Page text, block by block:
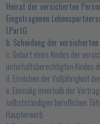
Heirat der versicherten
Eingetragenen
LPartG
b. Scheidung der versicherten
c. Geburt eines Kindes der
unterhaltsberechtigten Kindes
d. Erreichen der Volljährigkeit
e. Einmalig innerhalb der
selbstständigen beruflichen
Haupterwerb